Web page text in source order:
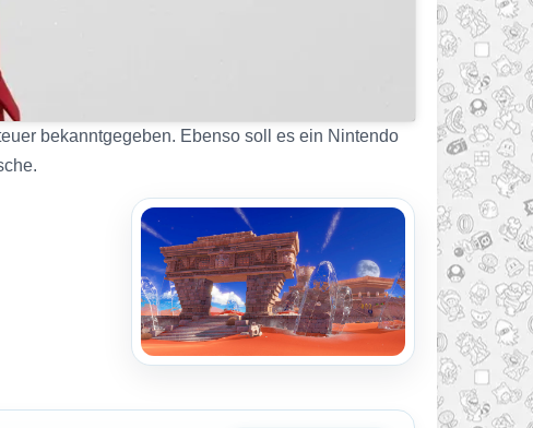
bekanntgegeben. Ebenso soll es ein Nintendo